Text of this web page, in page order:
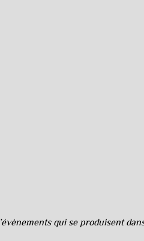
qui se produisent